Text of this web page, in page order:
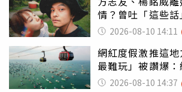
情？曾吐「這些
2026-08-10 14:11
網紅度假激推這
最難玩」被讚爆
2026-08-10 14:37